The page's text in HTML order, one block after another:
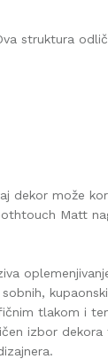
struktura
dekor može
Matt
tlakom i
izbor dekora